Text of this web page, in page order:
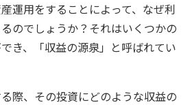
運用をすることによって、なぜ利
のでしょうか？それはいくつかの
き、「収益の源泉」と呼ばれてい
際、その投資にどのような収益の